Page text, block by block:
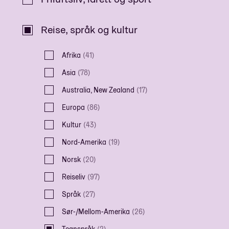
Reise, språk og kultur
Afrika (41)
Asia (78)
Australia, New Zealand (17)
Europa (86)
Kultur (43)
Nord-Amerika (19)
Norsk (20)
Reiseliv (97)
Språk (27)
Sør-/Mellom-Amerika (26)